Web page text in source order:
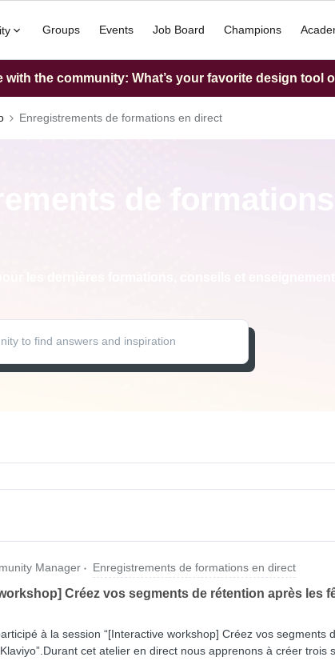
Groups Events Job Board Champions
with the community: What’s your favorite design tool
Enregistrements de formations en direct
Manager Enregistrements de formations en direct
Créez vos segments de rétention après les
à la session “[Interactive workshop] Créez vos segments
cet atelier en direct nous apprenons à créer trois